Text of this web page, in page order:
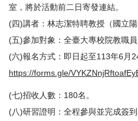
室，將於活動前二日寄發連結。
(四)講者：林志潔特聘教授（國立
(五)參加對象：全臺大專校院教職員
(六)報名方式：即日起至113年6月
https://forms.gle/
(七)招收人數：180名。
(八)研習證明：全程參與並完成簽